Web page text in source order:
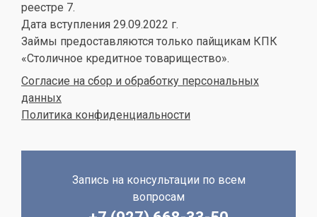
реестре 7.
Дата вступления 29.09.2022 г.
Займы предоставляются только пайщикам КПК
«Столичное кредитное товарищество».
Согласие на сбор и обработку персональных
данных
Политика конфиденциальности
Запись на консультации по всем
вопросам